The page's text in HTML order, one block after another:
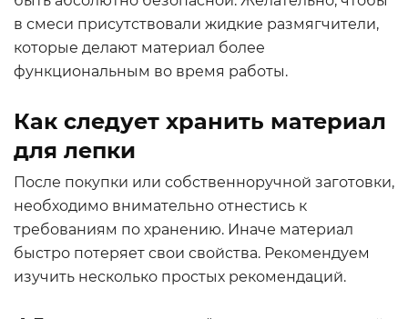
в смеси присутствовали жидкие размягчители,
которые делают материал более
функциональным во время работы.
Как следует хранить материал
для лепки
После покупки или собственноручной заготовки,
необходимо внимательно отнестись к
требованиям по хранению. Иначе материал
быстро потеряет свои свойства. Рекомендуем
изучить несколько простых рекомендаций.